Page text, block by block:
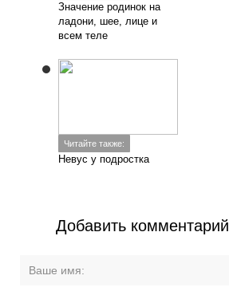
Значение родинок на
ладони, шее, лице и
всем теле
Читайте также:
Невус у подростка
Добавить комментарий